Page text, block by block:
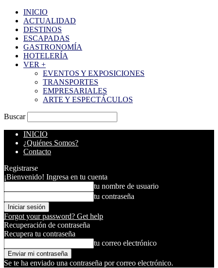
INICIO
ACTUALIDAD
DESTINOS
ESCAPADAS
GASTRONOMÍA
HOTELERÍA
VER +
EVENTOS Y EXPOSICIONES
TRANSPORTES
EMPRESARIALES
ARTE Y ESPECTÁCULOS
Buscar
INICIO
¿Quiénes Somos?
Contacto
Registrarse
¡Bienvenido! Ingresa en tu cuenta
tu nombre de usuario
tu contraseña
Forgot your password? Get help
Recuperación de contraseña
Recupera tu contraseña
tu correo electrónico
Se te ha enviado una contraseña por correo electrónico.